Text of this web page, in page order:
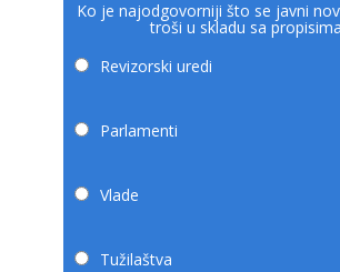
Ko je najodgovorniji što se javni
troši u skladu sa
Revizorski uredi
Parlamenti
Vlade
Tužilaštva